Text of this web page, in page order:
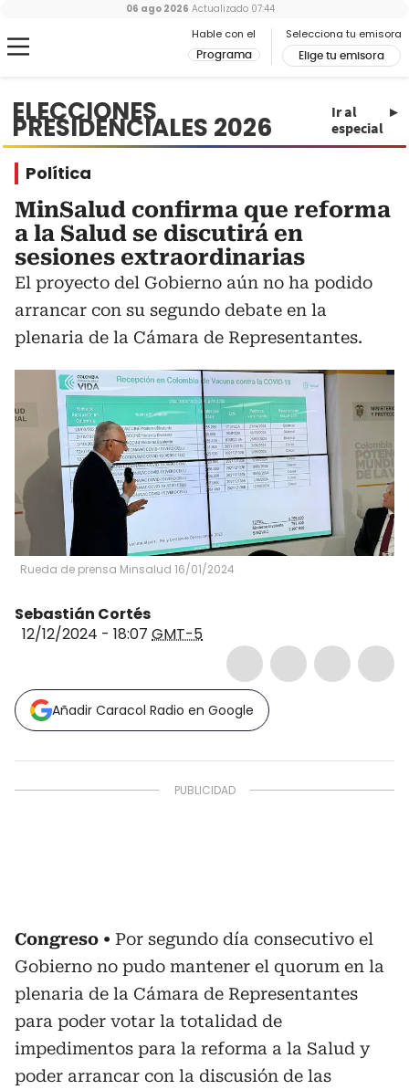
Hable con el
Programa
Selecciona tu emisora
Elige tu emisora
06 ago 2026 Actualizado 07:44
ELECCIONES
PRESIDENCIALES 2026
Ir al
especial
Política
MinSalud confirma que reforma
a la Salud se discutirá en
sesiones extraordinarias
El proyecto del Gobierno aún no ha podido
arrancar con su segundo debate en la
plenaria de la Cámara de Representantes.
Rueda de prensa Minsalud 16/01/2024
Sebastián Cortés
12/12/2024 - 18:07 GMT-5
Añadir Caracol Radio en Google
Congreso
Por segundo día consecutivo el
Gobierno no pudo mantener el quorum en la
plenaria de la Cámara de Representantes
para poder votar la totalidad de
impedimentos para la reforma a la Salud y
poder arrancar con la discusión de las